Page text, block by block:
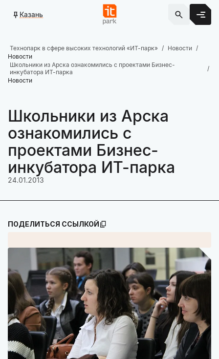
Казань
Технопарк в сфере высоких технологий «ИТ-парк»
Новости
Новости
Школьники из Арска ознакомились с проектами Бизнес-
инкубатора ИТ-парка
Новости
Школьники из Арска
ознакомились с
проектами Бизнес-
инкубатора ИТ-парка
24.01.2013
ПОДЕЛИТЬСЯ ССЫЛКОЙ